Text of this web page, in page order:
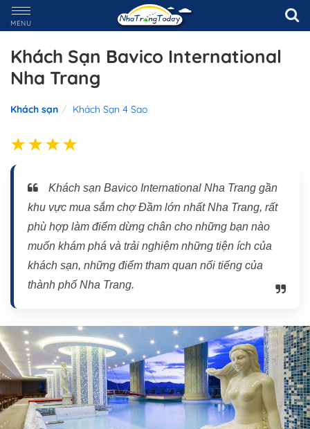
MENU
Khách Sạn Bavico International
Nha Trang
Khách sạn Khách Sạn 4 Sao
Khách sạn Bavico International Nha Trang gần
khu vực mua sắm chợ Đầm lớn nhất Nha Trang, rất
phù hợp làm điểm dừng chân cho những bạn nào
muốn khám phá và trải nghiệm những tiện ích của
khách sạn, những điểm tham quan nổi tiếng của
thành phố Nha Trang.